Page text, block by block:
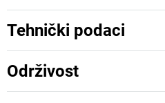
Tehnički podaci
Održivost